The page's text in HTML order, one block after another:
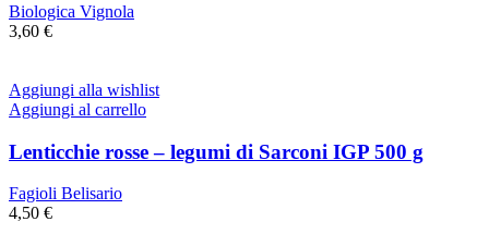
Biologica Vignola
3,60 €
Aggiungi alla wishlist
Aggiungi al carrello
Lenticchie rosse – legumi di Sarconi IGP 500 g
Fagioli Belisario
4,50 €